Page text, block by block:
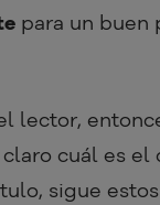
para un buen
lector,
cuál es el
sigue